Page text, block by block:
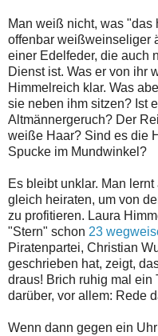
Man weiß nicht, was "das
offenbar weißweinseliger
einer Edelfeder, die auch
Dienst ist. Was er von ihr
Himmelreich klar. Was
sie neben ihm sitzen? Ist
Altmännergeruch? Der
weiße Haar? Sind es die
Spucke im Mundwinkel?
Es bleibt unklar. Man
gleich heiraten, um von
zu profitieren. Laura
"Stern" schon 23
Piratenpartei, Christian
geschrieben hat, zeigt,
draus! Brich ruhig mal ein
darüber, vor allem: Rede
Wenn dann gegen ein